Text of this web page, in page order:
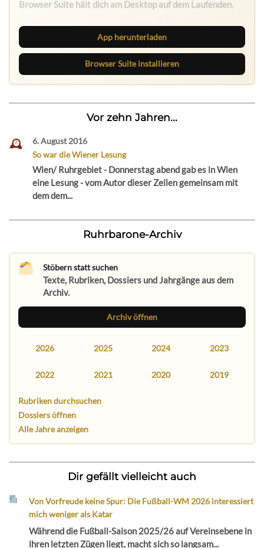
App herunterladen
Browser Suite installieren
Vor zehn Jahren...
6. August 2016
So war die Wiener Lesung
Wien/ Ruhrgebiet - Donnerstag abend gab es in Wien
eine Lesung - vom Autor dieser Zeilen gemeinsam mit
dem dem...
Ruhrbarone-Archiv
Stöbern statt suchen
Texte, Rubriken, Dossiers und Jahrgänge aus dem
Archiv.
Archiv öffnen
2026 2025 2024 2023
2022 2021 2020 2019
Rubriken durchsuchen
Dossiers öffnen
Alle Jahre anzeigen
Dir gefällt vielleicht auch
Von Vorfreude keine Spur: Die Fußball-WM 2026 interessiert
mich weniger als Katar
Während die Fußball-Saison 2025/26 auf Vereinsebene in
ihren letzten Zügen liegt, macht sich so langsam...